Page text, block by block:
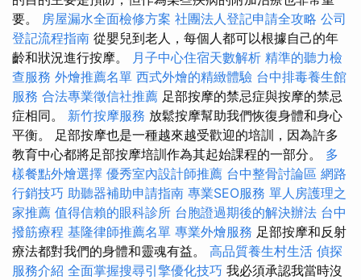
要。 房屋漏水全面檢修方案 社團法人登記申請全攻略 公司
登記流程指南 從嬰兒到老人，每個人都可以根據自己的年
齡和狀況進行按摩。
月子中心住宿天數解析 精準的聽力檢
查服務 外燴推薦名單 西式外燴的精緻體驗 台中排毒養生館
服務 合法專業徵信社推薦 足部按摩的禁忌症與按摩的禁忌
症相同。 新竹按摩服務 放鬆按摩幫助我們恢復身體和身心
平衡。 足部按摩也是一種越來越受歡迎的培訓，因為許多
教育中心都將足部按摩培訓作為其起始課程的一部分。 多
樣餐點外燴選擇 優秀室內設計師推薦 台中整骨討論區 網路
行銷技巧 助聽器補助申請指南 專業SEO服務 單人房護理之
家推薦 值得信賴的眼科診所 台胞證過期後的解決辦法 台中
撥筋療程 基隆律師推薦名單 專業外燴服務 足部按摩和反射
療法都對我們的身體和靈魂有益。 高品質養生村生活 偵探
服務介紹 全面掌握搜尋引擎優化技巧 我必須承認我當時沒